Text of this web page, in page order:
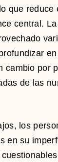
que reduce
central.
cambio por
de las
los
en su